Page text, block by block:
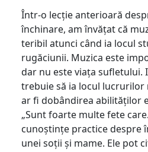
Într-o lecție anterioară
închinare, am învățat că
teribil atunci când ia locul
rugăciunii. Muzica este
dar nu este viața sufletului.
trebuie să ia locul
ar fi dobândirea abilităților
„Sunt foarte multe fete
cunoștințe practice despre
unei soții și mame. Ele pot